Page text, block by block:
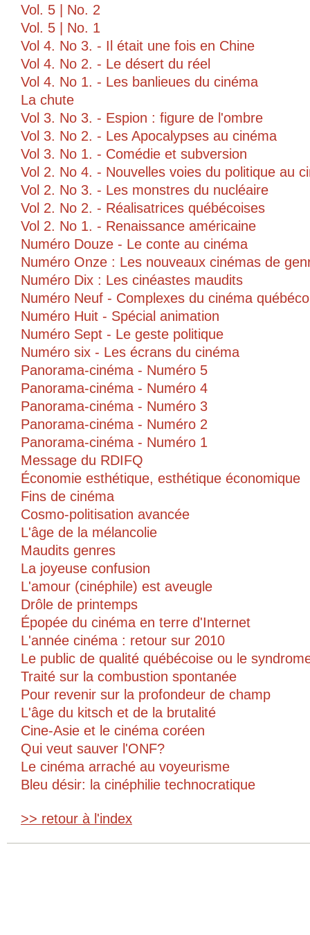
Vol. 5 | No. 2
Vol. 5 | No. 1
Vol 4. No 3. - Il était une fois en Chine
Vol 4. No 2. - Le désert du réel
Vol 4. No 1. - Les banlieues du cinéma
La chute
Vol 3. No 3. - Espion : figure de l'ombre
Vol 3. No 2. - Les Apocalypses au cinéma
Vol 3. No 1. - Comédie et subversion
Vol 2. No 4. - Nouvelles voies du politique au
Vol 2. No 3. - Les monstres du nucléaire
Vol 2. No 2. - Réalisatrices québécoises
Vol 2. No 1. - Renaissance américaine
Numéro Douze - Le conte au cinéma
Numéro Onze : Les nouveaux cinémas de
Numéro Dix : Les cinéastes maudits
Numéro Neuf - Complexes du cinéma
Numéro Huit - Spécial animation
Numéro Sept - Le geste politique
Numéro six - Les écrans du cinéma
Panorama-cinéma - Numéro 5
Panorama-cinéma - Numéro 4
Panorama-cinéma - Numéro 3
Panorama-cinéma - Numéro 2
Panorama-cinéma - Numéro 1
Message du RDIFQ
Économie esthétique, esthétique économique
Fins de cinéma
Cosmo-politisation avancée
L'âge de la mélancolie
Maudits genres
La joyeuse confusion
L'amour (cinéphile) est aveugle
Drôle de printemps
Épopée du cinéma en terre d'Internet
L'année cinéma : retour sur 2010
Le public de qualité québécoise ou le
Traité sur la combustion spontanée
Pour revenir sur la profondeur de champ
L'âge du kitsch et de la brutalité
Cine-Asie et le cinéma coréen
Qui veut sauver l'ONF?
Le cinéma arraché au voyeurisme
Bleu désir: la cinéphilie technocratique
>> retour à l'index